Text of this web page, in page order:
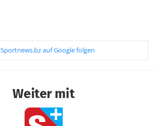
Sportnews.bz auf Google folgen